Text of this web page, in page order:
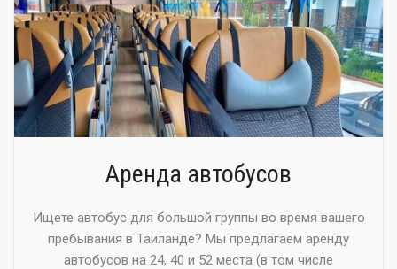
Аренда автобусов
Ищете автобус для большой группы во время вашего
пребывания в Таиланде? Мы предлагаем аренду
автобусов на 24, 40 и 52 места (в том числе